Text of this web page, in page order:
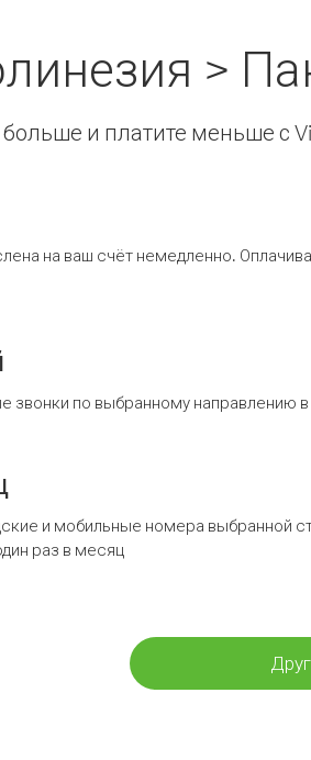
>
больше и платите меньше с
на ваш счёт немедленно.
звонки по выбранному направлению в
и мобильные номера выбранной
раз в месяц